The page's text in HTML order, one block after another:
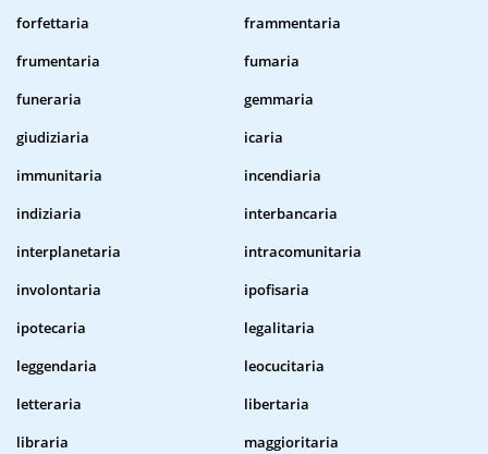
forfettaria
frammentaria
frumentaria
fumaria
funeraria
gemmaria
giudiziaria
icaria
immunitaria
incendiaria
indiziaria
interbancaria
interplanetaria
intracomunitaria
involontaria
ipofisaria
ipotecaria
legalitaria
leggendaria
leocucitaria
letteraria
libertaria
libraria
maggioritaria